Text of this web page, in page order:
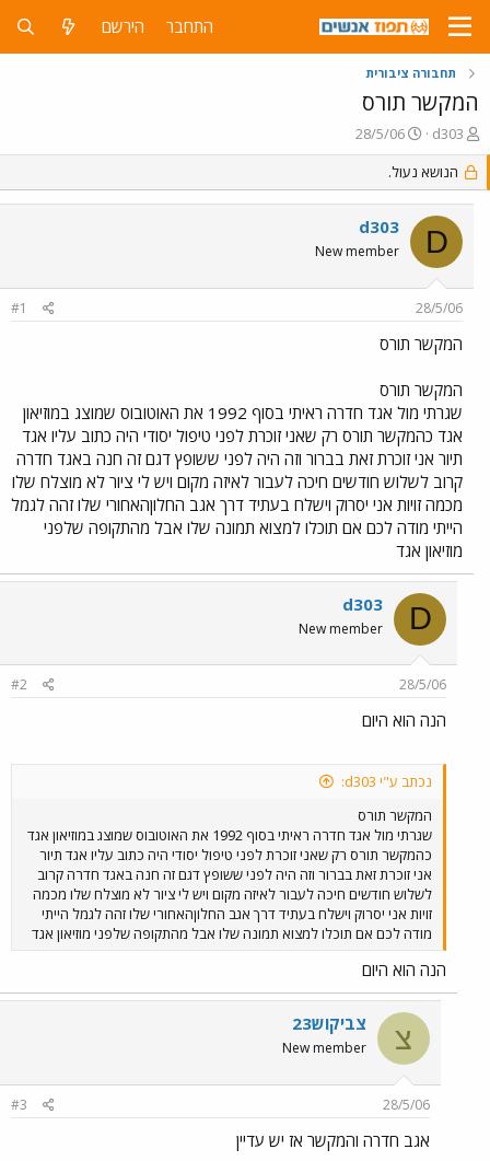
התחבר הירשם
תחבורה ציבורית
המקשר תורס
פ
ו
ת
ח
נ
ו
א
d303
פ
ו
ר
ס
ב
ת
ר
28/5/06
הנושא נעול.
D
d303
New member
28/5/06
#1
המקשר תורס
המקשר תורס
שגרתי מול אגד חדרה ראיתי בסוף 1992 את האוטובוס שמוצג במוזיאון
אגד כהמקשר תורס רק שאני זוכרת לפני טיפול יסודי היה כתוב עליו אגד
תיור אני זוכרת זאת בברור וזה היה לפני ששופץ דגם זה חנה באגד חדרה
קרוב לשלוש חודשים חיכה לעבור לאיזה מקום ויש לי ציור לא מוצלח שלו
מכמה זויות אני יסרוק וישלח בעתיד דרך אגב החלוןהאחורי שלו זהה לגמל
הייתי מודה לכם אם תוכלו למצוא תמונה שלו אבל מהתקופה שלפני
מוזיאון אגד
D
d303
New member
28/5/06
#2
הנה הוא היום
נכתב ע"י d303:
המקשר תורס
שגרתי מול אגד חדרה ראיתי בסוף 1992 את האוטובוס שמוצג במוזיאון אגד
כהמקשר תורס רק שאני זוכרת לפני טיפול יסודי היה כתוב עליו אגד תיור
אני זוכרת זאת בברור וזה היה לפני ששופץ דגם זה חנה באגד חדרה קרוב
לשלוש חודשים חיכה לעבור לאיזה מקום ויש לי ציור לא מוצלח שלו מכמה
זויות אני יסרוק וישלח בעתיד דרך אגב החלוןהאחורי שלו זהה לגמל הייתי
מודה לכם אם תוכלו למצוא תמונה שלו אבל מהתקופה שלפני מוזיאון אגד
הנה הוא היום
צ צביקוש23
New member
28/5/06
#3
אגב חדרה והמקשר אז יש עדיין